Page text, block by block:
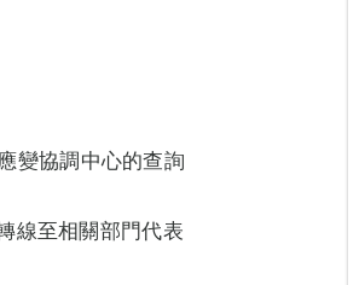
變協調中心的查詢
線至相關部門代表